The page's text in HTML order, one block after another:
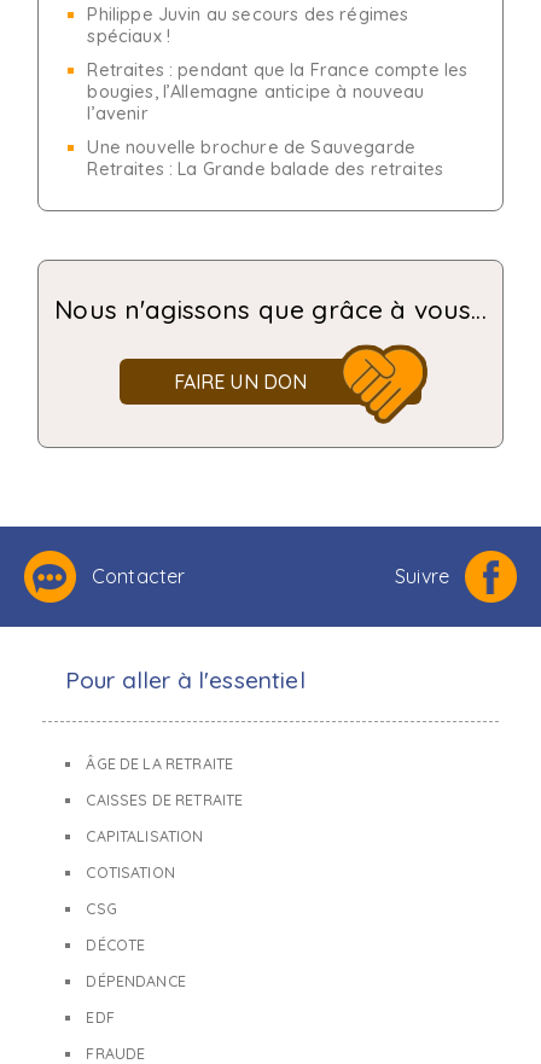
Philippe Juvin au secours des régimes
spéciaux !
Retraites : pendant que la France compte les
bougies, l’Allemagne anticipe à nouveau
l’avenir
Une nouvelle brochure de Sauvegarde
Retraites : La Grande balade des retraites
Nous n'agissons que grâce à vous...
FAIRE UN DON
Contacter Suivre
Pour aller à l'essentiel
ÂGE DE LA RETRAITE
CAISSES DE RETRAITE
CAPITALISATION
COTISATION
CSG
DÉCOTE
DÉPENDANCE
EDF
FRAUDE